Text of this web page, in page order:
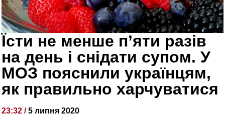
Їсти не менше п’яти разів
на день і снідати супом. У
МОЗ пояснили українцям,
як правильно харчуватися
23:32 /5 липня 2020